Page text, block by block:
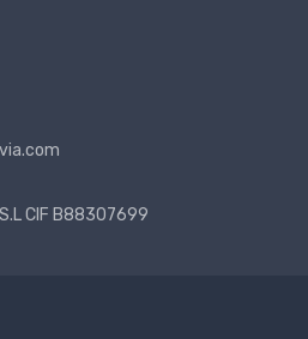
CIF B88307699